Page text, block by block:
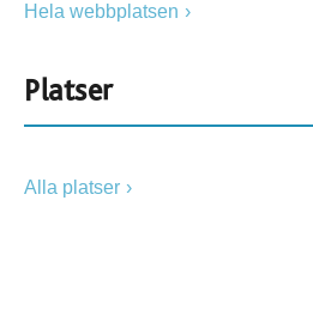
Hela webbplatsen
Platser
Alla platser